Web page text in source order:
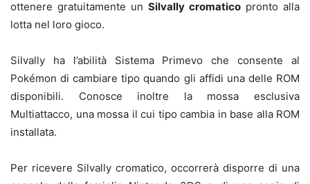
ottenere gratuitamente un Silvally cromatico pronto alla
lotta nel loro gioco.
Silvally ha l’abilità Sistema Primevo che consente al
Pokémon di cambiare tipo quando gli affidi una delle ROM
disponibili. Conosce inoltre la mossa esclusiva
Multiattacco, una mossa il cui tipo cambia in base alla ROM
installata.
Per ricevere Silvally cromatico, occorrerà disporre di una